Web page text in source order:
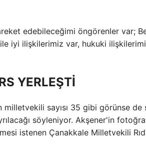
edebileceğimi öngörenler var;
iyi ilişkilerimiz var, hukuki
YERLEŞTİ
sayısı 35 gibi görünse de
söyleniyor. Akşener'in
istenen Çanakkale Milletvekili